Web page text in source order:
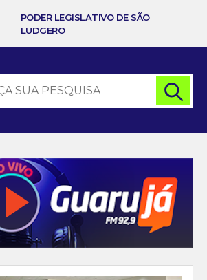
PODER LEGISLATIVO DE SÃO
LUDGERO